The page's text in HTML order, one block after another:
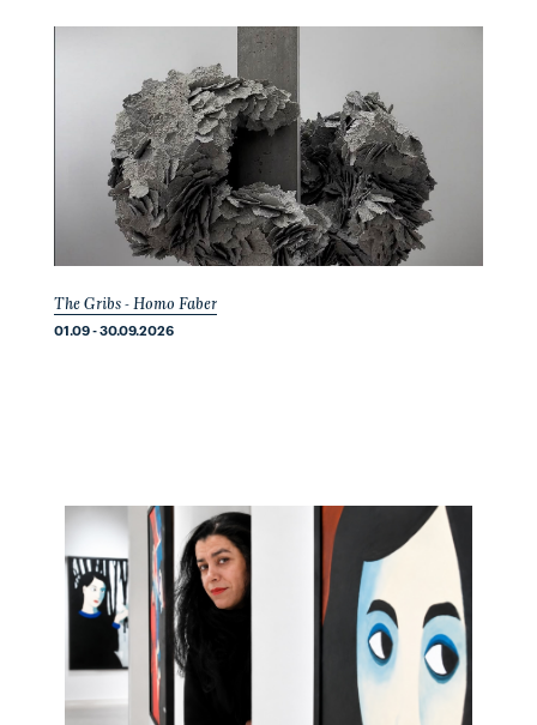
The Gribs - Homo Faber
01.09 - 30.09.2026